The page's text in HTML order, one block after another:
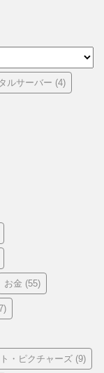
ルサーバー (4)
お金 (55)
・ピクチャーズ (9)